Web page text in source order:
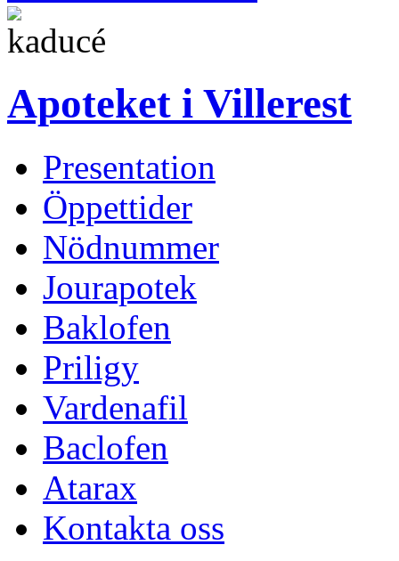
Apoteket i Villerest
Presentation
Öppettider
Nödnummer
Jourapotek
Baklofen
Priligy
Vardenafil
Baclofen
Atarax
Kontakta oss